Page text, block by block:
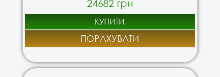
24682 грн
КУПИТИ
ПОРАХУВАТИ